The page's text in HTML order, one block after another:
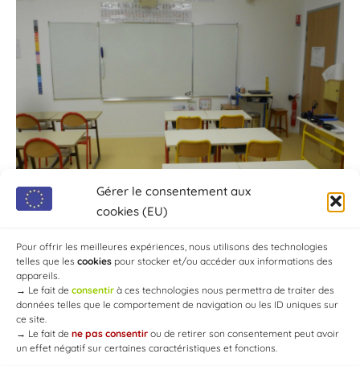
Gérer le consentement aux
cookies (EU)
Pour offrir les meilleures expériences, nous utilisons des technologies
telles que les cookies pour stocker et/ou accéder aux informations des
appareils.
→ Le fait de consentir à ces technologies nous permettra de traiter des
données telles que le comportement de navigation ou les ID uniques sur
ce site.
→ Le fait de ne pas consentir ou de retirer son consentement peut avoir
un effet négatif sur certaines caractéristiques et fonctions.